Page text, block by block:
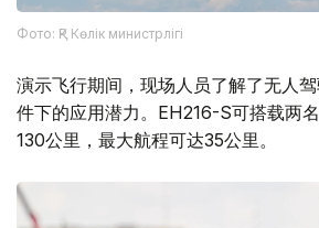
Фото: ҚР Көлік министрлігі
演示飞行期间，现场人员了解了无人
件下的应用潜力。EH216-S可搭载两
130公里，最大航程可达35公里。